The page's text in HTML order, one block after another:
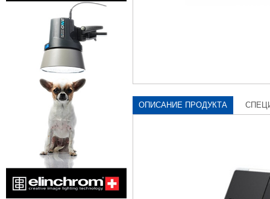
ОПИСАНИЕ ПРОДУКТА